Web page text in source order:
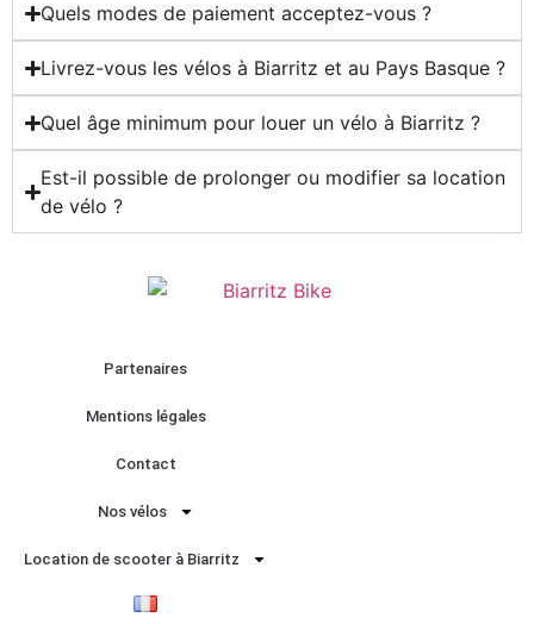
Quels modes de paiement acceptez-vous ?
Livrez-vous les vélos à Biarritz et au Pays Basque ?
Quel âge minimum pour louer un vélo à Biarritz ?
Est-il possible de prolonger ou modifier sa location
de vélo ?
Partenaires
Mentions légales
Contact
Nos vélos
Location de scooter à Biarritz
Call Now Button